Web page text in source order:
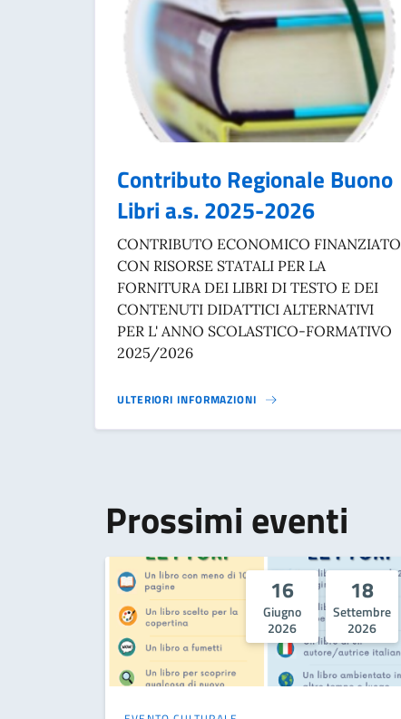
Contributo Regionale Buono
Libri a.s. 2025-2026
CONTRIBUTO ECONOMICO FINANZIATO
CON RISORSE STATALI PER LA
FORNITURA DEI LIBRI DI TESTO E DEI
CONTENUTI DIDATTICI ALTERNATIVI
PER L' ANNO SCOLASTICO-FORMATIVO
2025/2026
ULTERIORI INFORMAZIONI
Prossimi eventi
16
Giugno
2026
18
Settembre
2026